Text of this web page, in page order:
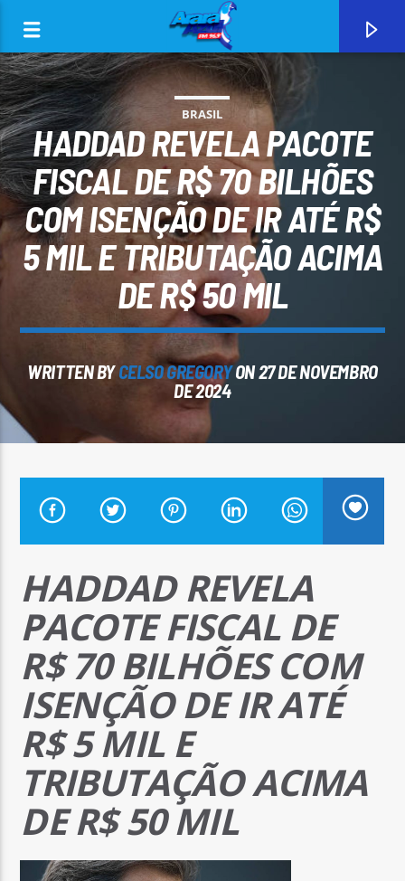
0:00
ARARA AZUL FM 96,9
BRASIL
HADDAD REVELA PACOTE
FISCAL DE R$ 70 BILHÕES
COM ISENÇÃO DE IR ATÉ R$
5 MIL E TRIBUTAÇÃO ACIMA
DE R$ 50 MIL
WRITTEN BYCELSO GREGORYON 27 DE NOVEMBRO
DE 2024
HADDAD REVELA
PACOTE FISCAL DE
R$ 70 BILHÕES COM
ISENÇÃO DE IR ATÉ
R$ 5 MIL E
TRIBUTAÇÃO ACIMA
DE R$ 50 MIL